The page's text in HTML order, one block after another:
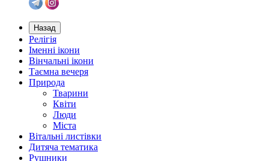
Назад
Релігія
Іменні ікони
Вінчальні ікони
Таємна вечеря
Природа
Тварини
Квіти
Люди
Міста
Вітальні листівки
Дитяча тематика
Рушники